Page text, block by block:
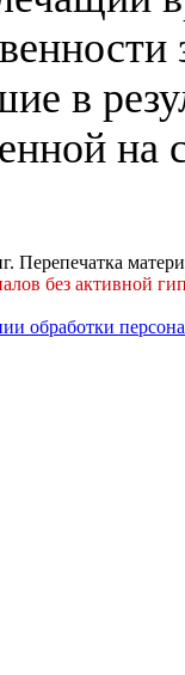
в
на
без активной
обработки